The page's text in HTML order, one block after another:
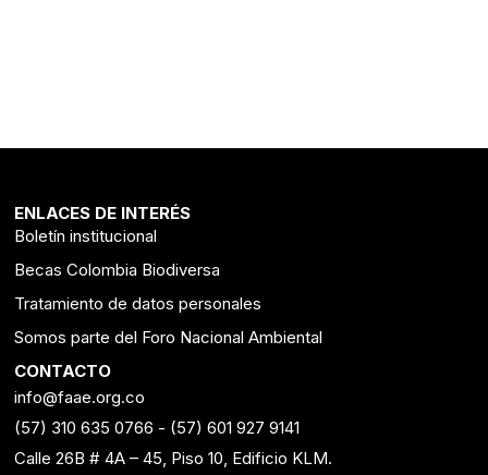
ENLACES DE INTERÉS
Boletín institucional
Becas Colombia Biodiversa
Tratamiento de datos personales
Somos parte del Foro Nacional Ambiental
CONTACTO
info@faae.org.co
(57) 310 635 0766 - (57) 601 927 9141
Calle 26B # 4A – 45, Piso 10, Edificio KLM.